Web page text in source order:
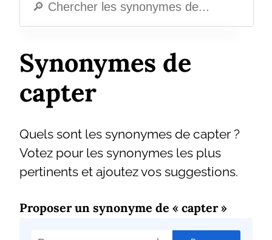
Synonymes de
capter
Quels sont les synonymes de capter ?
Votez pour les synonymes les plus
pertinents et ajoutez vos suggestions.
Proposer un synonyme de « capter »